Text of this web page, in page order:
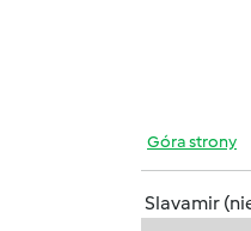
Góra strony
Slavamir